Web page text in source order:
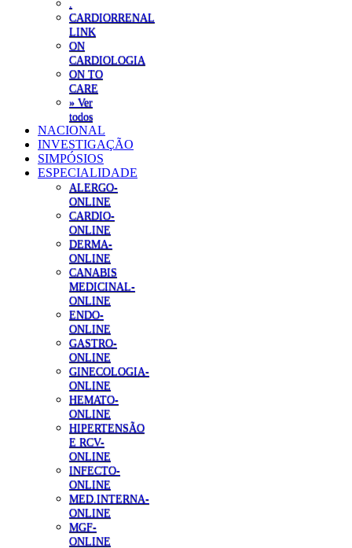
CARDIORRENAL
LINK
ON
CARDIOLOGIA
ON TO
CARE
» Ver
todos
NACIONAL
INVESTIGAÇÃO
SIMPÓSIOS
ESPECIALIDADE
ALERGO-
ONLINE
CARDIO-
ONLINE
DERMA-
ONLINE
CANABIS
MEDICINAL-
ONLINE
ENDO-
ONLINE
GASTRO-
ONLINE
GINECOLOGIA-
ONLINE
HEMATO-
ONLINE
HIPERTENSÃO
E RCV-
ONLINE
INFECTO-
ONLINE
MED.INTERNA-
ONLINE
MGF-
ONLINE